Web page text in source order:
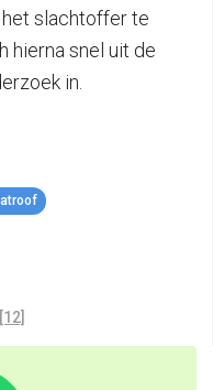
het slachtoffer te
hierna snel uit de
in.